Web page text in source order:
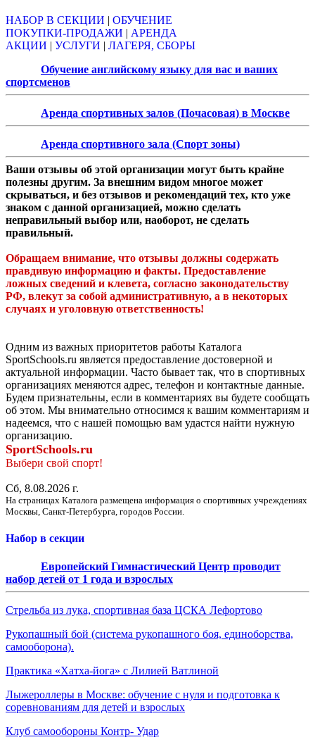
НАБОР В СЕКЦИИ | ОБУЧЕНИЕ
ПОКУПКИ-ПРОДАЖИ | АРЕНДА
АКЦИИ | УСЛУГИ | ЛАГЕРЯ, СБОРЫ
Обучение английскому языку для вас и ваших
спортсменов
Аренда спортивных залов (Почасовая) в Москве
Аренда спортивного зала (Спорт зоны)
Ваши отзывы об этой организации могут быть крайне
полезны другим. За внешним видом многое может
скрываться, и без отзывов и рекомендаций тех, кто уже
знаком с данной организацией, можно сделать
неправильный выбор или, наоборот, не сделать
правильный.
Обращаем внимание, что отзывы должны содержать
правдивую информацию и факты. Предоставление
ложных сведений и клевета, согласно законодательству
РФ, влекут за собой административную, а в некоторых
случаях и уголовную ответственность!
Одним из важных приоритетов работы Каталога
SportSchools.ru является предоставление достоверной и
актуальной информации. Часто бывает так, что в спортивных
организациях меняются адрес, телефон и контактные данные.
Будем признательны, если в комментариях вы будете сообщать
об этом. Мы внимательно относимся к вашим комментариям и
надеемся, что с нашей помощью вам удастся найти нужную
организацию.
SportSchools.ru
Выбери свой спорт!
Сб, 8.08.2026 г.
На страницах Каталога размещена информация о спортивных учреждениях
Москвы, Санкт-Петербурга, городов России.
Набор в секции
Европейский Гимнастический Центр проводит
набор детей от 1 года и взрослых
Стрельба из лука, спортивная база ЦСКА Лефортово
Рукопашный бой (система рукопашного боя, единоборства,
самооборона).
Практика «Хатха-йога» с Лилией Ватлиной
Лыжероллеры в Москве: обучение с нуля и подготовка к
соревнованиям для детей и взрослых
Клуб самообороны Контр- Удар